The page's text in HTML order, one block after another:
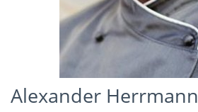
Alexander Herrmann